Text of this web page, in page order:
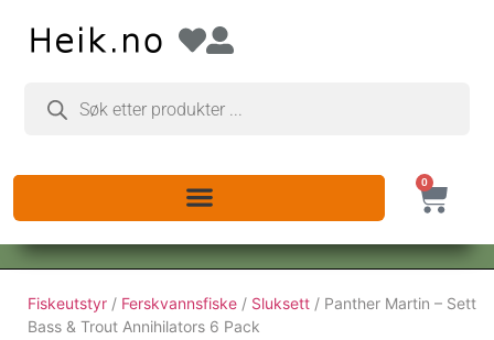
0
Fiskeutstyr / Ferskvannsfiske / Sluksett / Panther Martin – Sett
Bass & Trout Annihilators 6 Pack